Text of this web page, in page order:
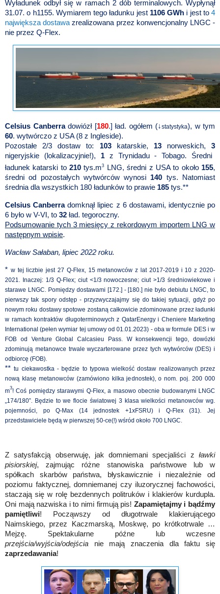
Wyładunek odbył się w ramach 2 dób terminalowych. Wypłynął
31.07. o h1155. Wymiarem tego ładunku jest 1106 GWh i jest to 4
największa dostawa zrealizowana przez konwencjonalny LNGC -
nie przez Q-Flex.
Celsius Canberradowiózł [180.] ład. ogółem (↓statystyka), w tym
60. wytwórczo z USA (8 z Ingleside).
Pozostałe 2/3 dostaw to: 103katarskie, 13norweskich, 3
nigeryjskie (lokalizacyjnie!), 1z Trynidadu - Tobago. Średni
ładunek katarski to210 tys.m3 LNG, średni z USA to około 155,
średni od pozostałych wytwórców wynosi 140 tys. Natomiast
średnia dla wszystkich 180 ładunków to prawie 185 tys.**
Celsius Canberradomknął lipiec z 6 dostawami, identycznie po
6 było w V-VI, to 32 ład. tegoroczny.
Podsumowanie tych 3 miesięcy z rekordowym importem LNG w
następnym wpisie.
Wacław Sałaban, lipiec 2022 roku.
* w tej liczbie jest 27 Q-Flex, 15 metanowców z lat 2017-2019 i 10 z 2020-
2021. Inaczej: 1/3 Q-Flex; ciut <1/3 nowoczesne; ciut >1/3 średniowiekowe i
starawe LNGC. Pomiędzy dostawami [172.] - [180.] nie było debiutu LNGC, to
pierwszy tak spory odstęp - przyzwyczajajmy się do takiej sytuacji, gdyż po
nowym roku dostawy spotowe zostaną całkowicie zdominowane przez ładunki
w ramach kontraktów długoterminowych z QatarEnergy i Cheniere Marketing
International (pełen wymiar tej umowy od 01.01.2023) - oba w formule DES i w
FOB od Venture Global Calcasieu Pass. W konsekwencji tego, dowózki
zdominują metanowce trwale wyczarterowane przez tych wytwórców (DES) i
odbiorcę (FOB).
**tu ciekawostka - będzie to typowa wielkość dostaw realizowanych przez
nową klasę metanowców (zamówiono kilka jednostek), o nom. poj. 200 000
m3! Coś pomiędzy starawymi Q-Flex, a masowo obecnie budowanymi LNGC
„174/180”. Będzie to we flocie światowej 3 klasa wielkości metanowców wg.
pojemności, po Q-Max (14 jednostek +1xFSRU) i Q-Flex (31). Jej
przedstawiciele będą w pierwszej 50-ce(!) wśród około 700 LNGC.
Z satysfakcją obserwuję, jak domniemani specjaliści z ławki
pisiorskiej, zajmując różne stanowiska państwowe lub w
spółkach skarbów państwa, błyskawicznie i niezależnie od
poziomu faktycznej, domniemanej czy iluzorycznej fachowości,
staczają się w rolę bezdennych politruków i klakierów kurdupla.
Oni mają nazwiska i to nimi firmują pis! Zapamiętajmy i bądźmy
pamiętliwi! Począwszy od długotrwale klakierującego
Naimskiego, przez Kaczmarską, Moskwę, po krótkotrwale …
Mejzę. Spektakularne późne lub wczesne
przejścia/wyjścia/odejścia nie mają znaczenia dla faktu się
zaprzedawania!